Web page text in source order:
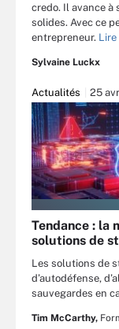
credo. Il avance à
solides. Avec ce
entrepreneur.
Sylvaine Luckx
Actualités 25
Tendance : la
solutions de
Les solutions de
d’autodéfense,
sauvegardes en
Tim McCarthy,